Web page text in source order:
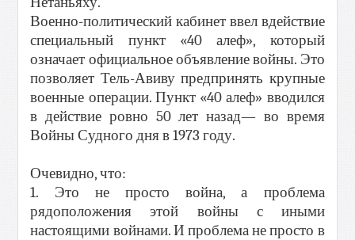
Военно-политический кабинет ввел вдействие
специальный пункт «40 алеф», который
означает официальное объявление войны. Это
позволяет Тель-Авиву предпринять крупные
военные операции. Пункт «40 алеф» вводился
в действие ровно 50 лет назад— во время
Войны Судного дня в 1973 году.
Очевидно, что:
1. Это не просто война, а проблема
рядоположения этой войны с иными
настоящими войнами. И проблема не просто в